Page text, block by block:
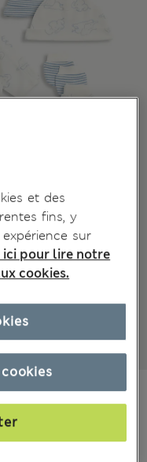
et les frais de douanes
et des
fins, y
sur
ici pour lire notre
cookies.